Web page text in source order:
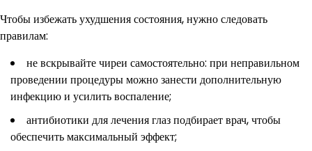
Чтобы избежать ухудшения состояния, нужно следовать
правилам:
не вскрывайте чиреи самостоятельно: при неправильном
проведении процедуры можно занести дополнительную
инфекцию и усилить воспаление;
антибиотики для лечения глаз подбирает врач, чтобы
обеспечить максимальный эффект;